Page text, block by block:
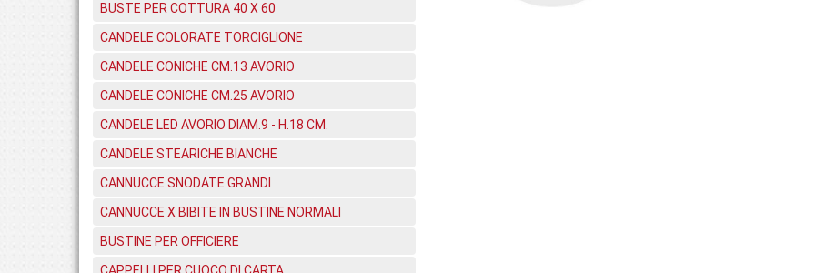
BUSTE PER COTTURA 40 X 60
CANDELE COLORATE TORCIGLIONE
CANDELE CONICHE CM.13 AVORIO
CANDELE CONICHE CM.25 AVORIO
CANDELE LED AVORIO DIAM.9 - H.18 CM.
CANDELE STEARICHE BIANCHE
CANNUCCE SNODATE GRANDI
CANNUCCE X BIBITE IN BUSTINE NORMALI
BUSTINE PER OFFICIERE